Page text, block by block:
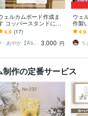
ェルカムボード作成ま
コッパースタンドに吊
すこともできます
4.9 (17)
あやか【A’s WEDDING】 3,000 円
ウェ
作製
つの
装御
しま
4.9
作の定番サービス